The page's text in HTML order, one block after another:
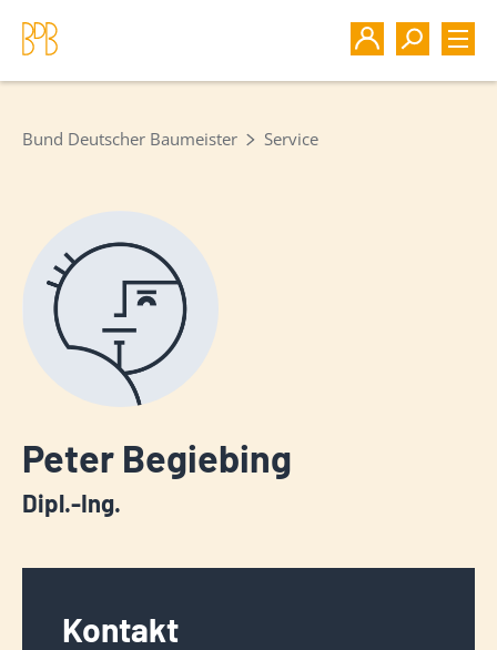
Bund Deutscher Baumeister Service
Peter Begiebing
Dipl.-Ing.
Kontakt